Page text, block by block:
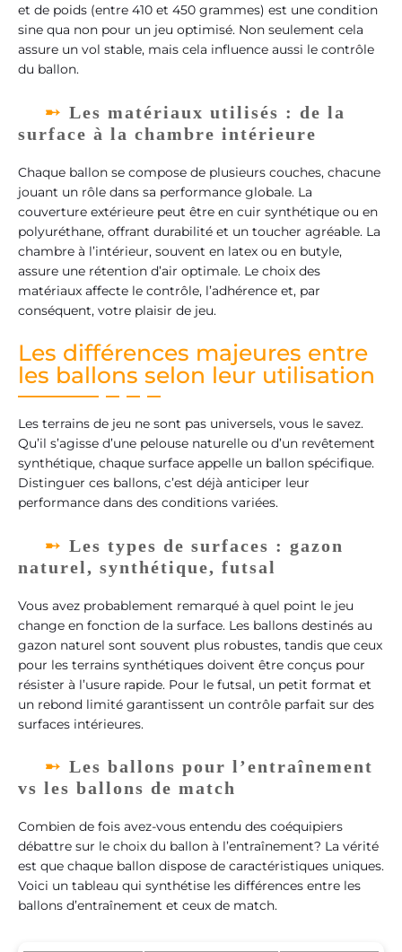
et de poids (entre 410 et 450 grammes) est une condition
sine qua non pour un jeu optimisé. Non seulement cela
assure un vol stable, mais cela influence aussi le contrôle
du ballon.
Les matériaux utilisés : de la
surface à la chambre intérieure
Chaque ballon se compose de plusieurs couches, chacune
jouant un rôle dans sa performance globale. La
couverture extérieure peut être en cuir synthétique ou en
polyuréthane, offrant durabilité et un toucher agréable. La
chambre à l’intérieur, souvent en latex ou en butyle,
assure une rétention d’air optimale. Le choix des
matériaux affecte le contrôle, l’adhérence et, par
conséquent, votre plaisir de jeu.
Les différences majeures entre
les ballons selon leur utilisation
Les terrains de jeu ne sont pas universels, vous le savez.
Qu’il s’agisse d’une pelouse naturelle ou d’un revêtement
synthétique, chaque surface appelle un ballon spécifique.
Distinguer ces ballons, c’est déjà anticiper leur
performance dans des conditions variées.
Les types de surfaces : gazon
naturel, synthétique, futsal
Vous avez probablement remarqué à quel point le jeu
change en fonction de la surface. Les ballons destinés au
gazon naturel sont souvent plus robustes, tandis que ceux
pour les terrains synthétiques doivent être conçus pour
résister à l’usure rapide. Pour le futsal, un petit format et
un rebond limité garantissent un contrôle parfait sur des
surfaces intérieures.
Les ballons pour l’entraînement
vs les ballons de match
Combien de fois avez-vous entendu des coéquipiers
débattre sur le choix du ballon à l’entraînement? La vérité
est que chaque ballon dispose de caractéristiques uniques.
Voici un tableau qui synthétise les différences entre les
ballons d’entraînement et ceux de match.